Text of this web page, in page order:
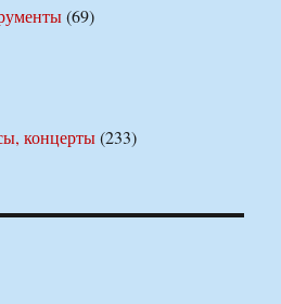
(69)
концерты(233)